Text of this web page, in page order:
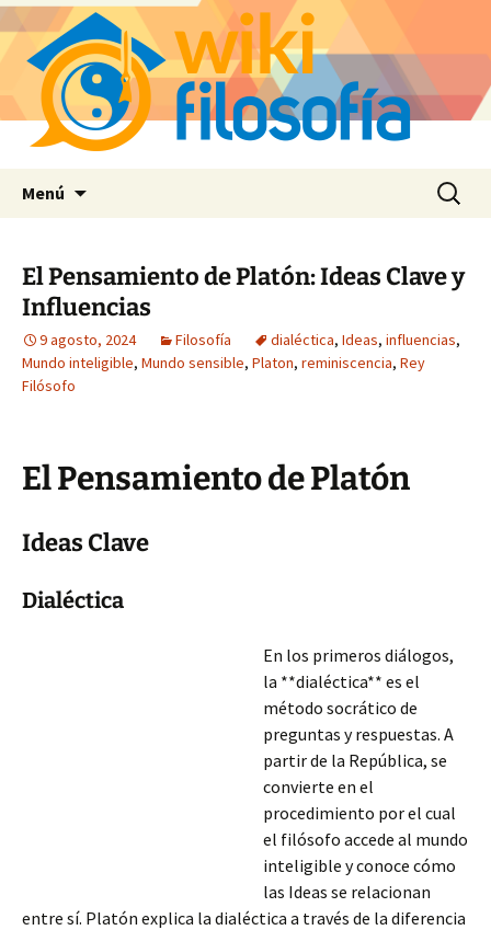
Menú Buscar:
El Pensamiento de Platón: Ideas Clave y
Influencias
9 agosto, 2024 Filosofía dialéctica, Ideas, influencias,
Mundo inteligible, Mundo sensible, Platon, reminiscencia, Rey
Filósofo
El Pensamiento de Platón
Ideas Clave
Dialéctica
En los primeros diálogos,
la **dialéctica** es el
método socrático de
preguntas y respuestas. A
partir de la República, se
convierte en el
procedimiento por el cual
el filósofo accede al mundo
inteligible y conoce cómo
las Ideas se relacionan
entre sí. Platón explica la dialéctica a través de la diferencia